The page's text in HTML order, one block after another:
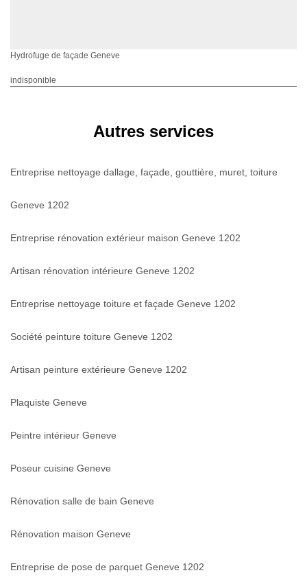
Hydrofuge de façade Geneve
indisponible
Autres services
Entreprise nettoyage dallage, façade, gouttière, muret, toiture
Geneve 1202
Entreprise rénovation extérieur maison Geneve 1202
Artisan rénovation intérieure Geneve 1202
Entreprise nettoyage toiture et façade Geneve 1202
Société peinture toiture Geneve 1202
Artisan peinture extérieure Geneve 1202
Plaquiste Geneve
Peintre intérieur Geneve
Poseur cuisine Geneve
Rénovation salle de bain Geneve
Rénovation maison Geneve
Entreprise de pose de parquet Geneve 1202